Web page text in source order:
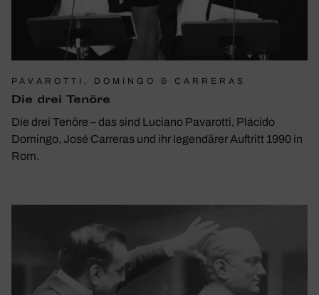
PAVAROTTI, DOMINGO & CARRERAS
Die drei Tenöre
Die drei Tenöre – das sind Luciano Pavarotti, Plácido
Domingo, José Carreras und ihr legendärer Auftritt 1990 in
Rom.